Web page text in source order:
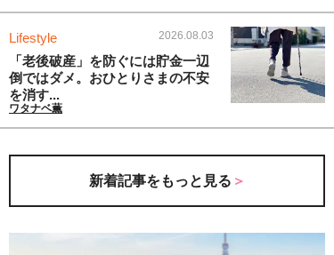
Lifestyle 2026.08.03
「老後破産」を防ぐには貯金一辺
倒ではダメ。おひとりさまの不安
を消す...
ワタナベ薫
新着記事をもっと見る